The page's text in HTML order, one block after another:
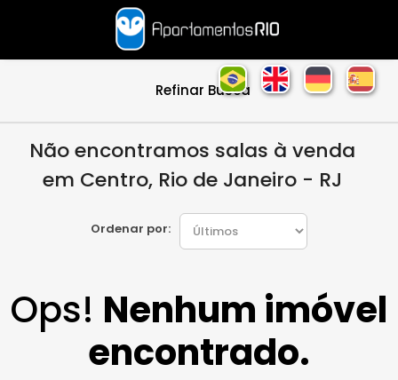
Refinar Busca
Não encontramos salas à venda
em Centro, Rio de Janeiro - RJ
Ordenar por:
Ops! Nenhum imóvel
encontrado.